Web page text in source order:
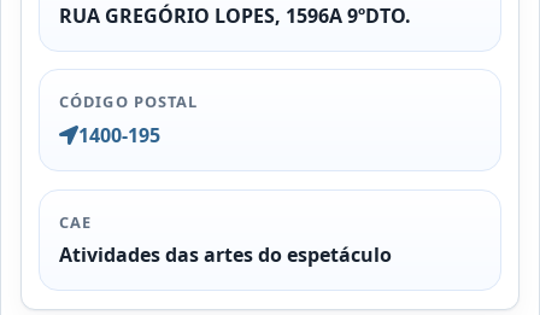
RUA GREGÓRIO LOPES, 1596A 9ºDTO.
CÓDIGO POSTAL
1400-195
CAE
Atividades das artes do espetáculo